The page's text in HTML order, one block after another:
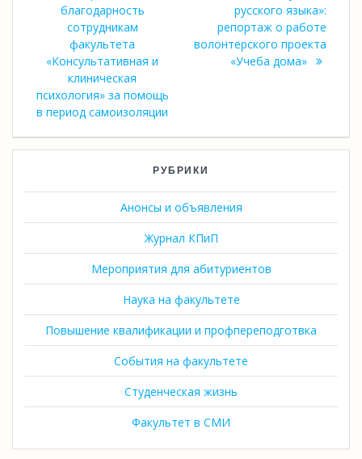
благодарность
сотрудникам
факультета
«Консультативная и
клиническая
психология» за помощь
в период самоизоляции
русского языка»:
репортаж о работе
волонтерского проекта
«Учеба дома»
РУБРИКИ
Анонсы и объявления
Журнал КПиП
Мероприятия для абитуриентов
Наука на факультете
Повышение квалификации и профпереподготвка
События на факультете
Студенческая жизнь
Факультет в СМИ